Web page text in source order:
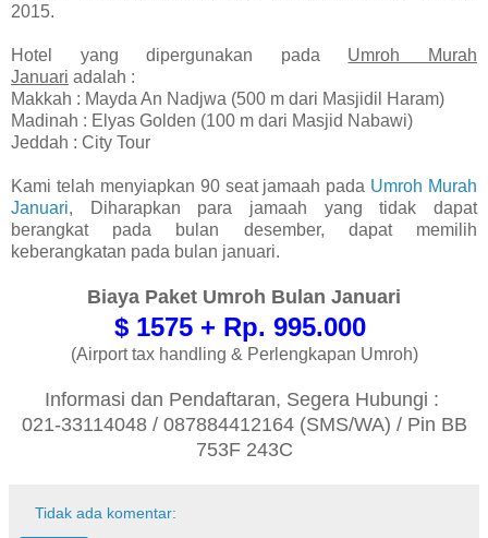
2015.
Hotel yang dipergunakan pada Umroh Murah
Januari adalah :
Makkah : Mayda An Nadjwa (500 m dari Masjidil Haram)
Madinah : Elyas Golden (100 m dari Masjid Nabawi)
Jeddah : City Tour
Kami telah menyiapkan 90 seat jamaah pada Umroh Murah
Januari, Diharapkan para jamaah yang tidak dapat
berangkat pada bulan desember, dapat memilih
keberangkatan pada bulan januari.
Biaya Paket Umroh Bulan Januari
$ 1575 + Rp. 995.000
(Airport tax handling & Perlengkapan Umroh)
Informasi dan Pendaftaran, Segera Hubungi :
021-33114048 / 087884412164 (SMS/WA) / Pin BB
753F 243C
Tidak ada komentar: